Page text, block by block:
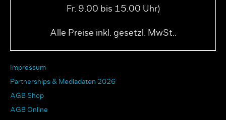
Fr. 9.00 bis 15.00 Uhr)
Alle Preise inkl. gesetzl. MwSt..
Impressum
Partnerships & Mediadaten 2026
AGB Shop
AGB Online